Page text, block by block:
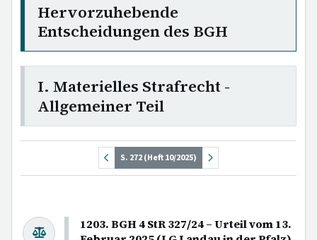
Hervorzuhebende
Entscheidungen des BGH
I. Materielles Strafrecht -
Allgemeiner Teil
S. 272 (Heft 10/2025)
1203. BGH 4 StR 327/24 – Urteil vom 13.